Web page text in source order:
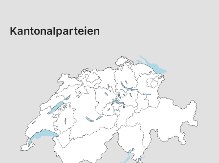
Kantonalparteien